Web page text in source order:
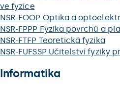
ve fyzice
NSR-FOOP Optika a
NSR-FPPP Fyzika povrchů a
NSR-FTFP Teoretická fyzika
NSR-FUFSSP Učitelství fyziky
Informatika